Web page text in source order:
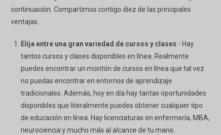
continuación. Compartimos contigo diez de las principales
ventajas.
Elija entre una gran variedad de cursos y clases - Hay
tantos cursos y clases disponibles en línea. Realmente
puedes encontrar un montón de cursos en línea que tal vez
no puedas encontrar en entornos de aprendizaje
tradicionales. Además, hoy en día hay tantas oportunidades
disponibles que literalmente puedes obtener cualquier tipo
de educación en línea. Hay licenciaturas en enfermería, MBA,
neurociencia y mucho más al alcance de tu mano.